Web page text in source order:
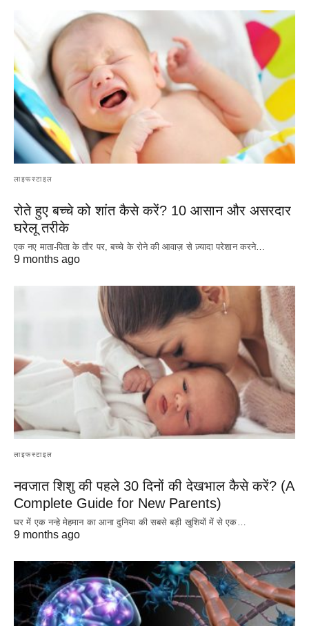
लाइफस्टाइल
रोते हुए बच्चे को शांत कैसे करें? 10 आसान और असरदार
घरेलू तरीके
एक नए माता-पिता के तौर पर, बच्चे के रोने की आवाज़ से ज़्यादा परेशान करने…
9 months ago
लाइफस्टाइल
नवजात शिशु की पहले 30 दिनों की देखभाल कैसे करें? (A
Complete Guide for New Parents)
घर में एक नन्हे मेहमान का आना दुनिया की सबसे बड़ी खुशियों में से एक…
9 months ago